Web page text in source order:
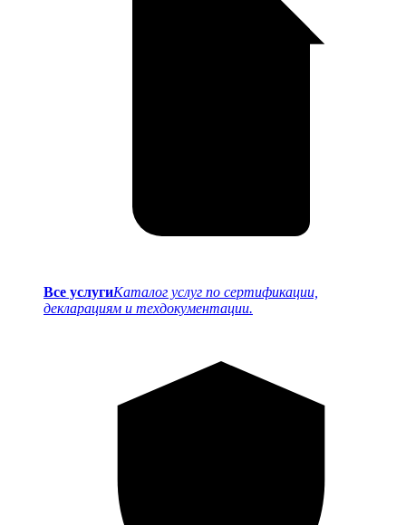
Все услугиКаталог услуг по сертификации,
декларациям и техдокументации.